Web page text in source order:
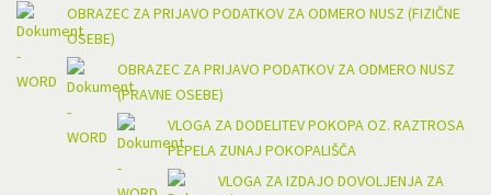
OBRAZEC ZA PRIJAVO PODATKOV ZA ODMERO NUSZ (FIZIČNE
OSEBE)
OBRAZEC ZA PRIJAVO PODATKOV ZA ODMERO NUSZ
(PRAVNE OSEBE)
VLOGA ZA DODELITEV POKOPA OZ. RAZTROSA
PEPELA ZUNAJ POKOPALIŠČA
VLOGA ZA IZDAJO DOVOLJENJA ZA